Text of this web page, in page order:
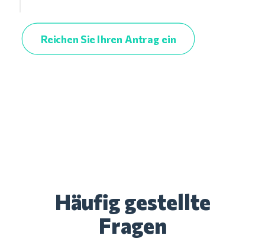
Reichen Sie Ihren Antrag ein
Häufig gestellte
Fragen